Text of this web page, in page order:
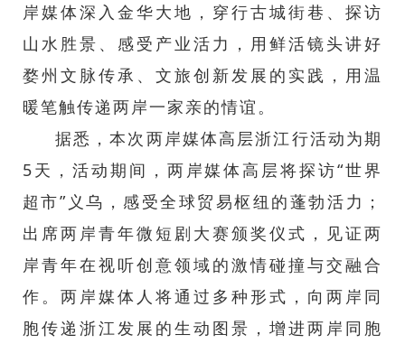
岸媒体深入金华大地，穿行古城街巷、探访
山水胜景、感受产业活力，用鲜活镜头讲好
婺州文脉传承、文旅创新发展的实践，用温
暖笔触传递两岸一家亲的情谊。
据悉，本次两岸媒体高层浙江行活动为期
5天，活动期间，两岸媒体高层将探访“世界
超市”义乌，感受全球贸易枢纽的蓬勃活力；
出席两岸青年微短剧大赛颁奖仪式，见证两
岸青年在视听创意领域的激情碰撞与交融合
作。两岸媒体人将通过多种形式，向两岸同
胞传递浙江发展的生动图景，增进两岸同胞